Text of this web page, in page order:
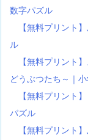
数字パズル
【無料プリント
ル
【無料プリント
どうぶつたち～｜
【無料プリント
パズル
【無料プリント